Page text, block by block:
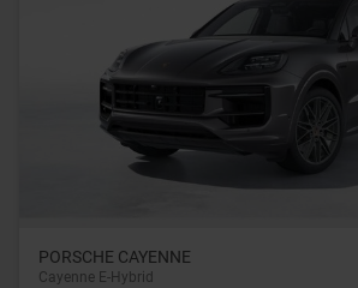
PORSCHE CAYENNE
Cayenne E-Hybrid